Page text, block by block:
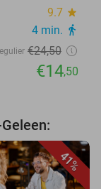
9.7 star
4 min. directions_walk
€24,50
€14,50
41%